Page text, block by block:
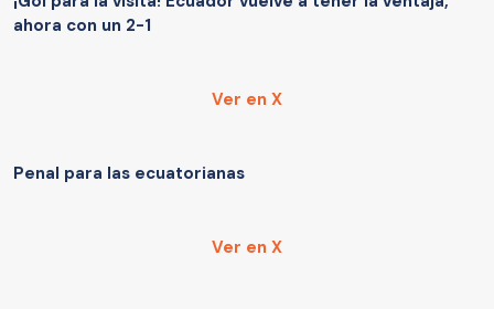
ahora con un 2-1
Ver en X
Penal para las ecuatorianas
Ver en X